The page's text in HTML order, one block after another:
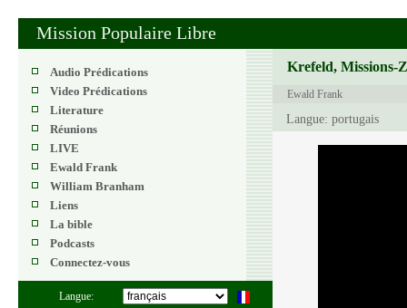
Mission Populaire Libre
Audio Prédications
Video Prédications
Literature
Réunions
LIVE
Ewald Frank
William Branham
Liens
La bible
Podcasts
Connectez-vous
Langue:
Krefeld, Missions-
Ewald Frank
Langue: portugais